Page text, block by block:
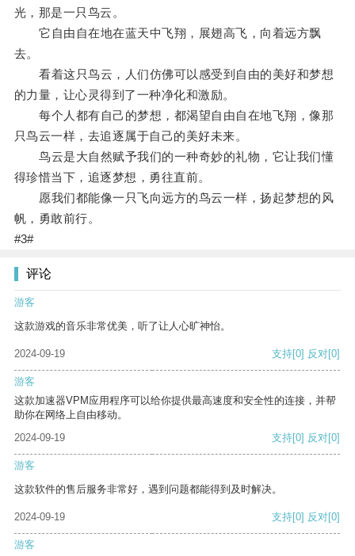
光，那是一只鸟云。
它自由自在地在蓝天中飞翔，展翅高飞，向着远方飘
去。
看着这只鸟云，人们仿佛可以感受到自由的美好和梦想
的力量，让心灵得到了一种净化和激励。
每个人都有自己的梦想，都渴望自由自在地飞翔，像那
只鸟云一样，去追逐属于自己的美好未来。
鸟云是大自然赋予我们的一种奇妙的礼物，它让我们懂
得珍惜当下，追逐梦想，勇往直前。
愿我们都能像一只飞向远方的鸟云一样，扬起梦想的风
帆，勇敢前行。
#3#
评论
游客
这款游戏的音乐非常优美，听了让人心旷神怡。
2024-09-19 支持[0] 反对[0]
游客
这款加速器VPM应用程序可以给你提供最高速度和安全性的连接，并帮
助你在网络上自由移动。
2024-09-19
支持[0] 反对[0]
游客
这款软件的售后服务非常好，遇到问题都能得到及时解决。
2024-09-19 支持[0] 反对[0]
游客